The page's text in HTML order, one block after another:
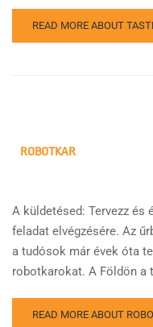
READ MORE ABOUT
ROBOTKAR
A küldetésed: Tervezz és
feladat elvégzésére. Az
a tudósok már évek óta
robotkarokat. A Földön a
READ MORE ABOUT